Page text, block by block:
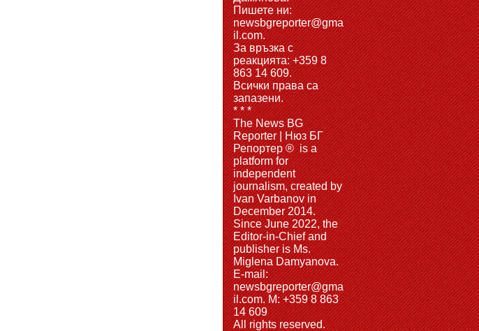
Пишете ни:
newsbgreporter@gma
il.com.
За връзка с
реакцията: +359 8
863 14 609.
Всички права са
запазени.
* * *
The News BG
Reporter | Нюз БГ
Репортер ® is a
platform for
independent
journalism, created by
Ivan Varbanov in
December 2014.
Since June 2022, the
Editor-in-Chief and
publisher is Ms.
Miglena Damyanova.
Е-mail:
newsbgreporter@gma
il.com. M: +359 8 863
14 609
All rights reserved.